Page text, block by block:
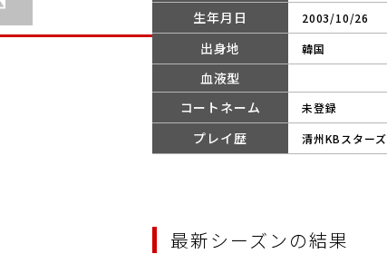
生年月日 2003/10/26
出身地 韓国
血液型
コートネーム
未登録
プレイ歴 清州KBスターズ
最新シーズンの結果